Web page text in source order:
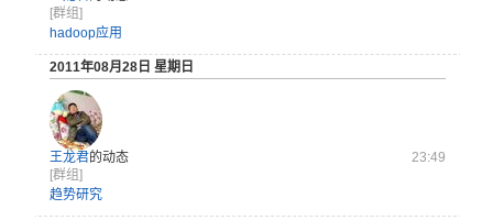
[群组]
hadoop应用
2011年08月28日 星期日
王龙君的动态
23:49
[群组]
趋势研究